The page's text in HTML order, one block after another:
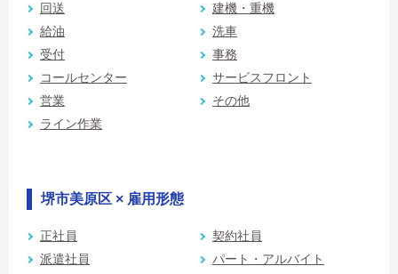
回送
建機・重機
給油
洗車
受付
事務
コールセンター
サービスフロント
営業
その他
ライン作業
堺市美原区 × 雇用形態
正社員
契約社員
派遣社員
パート・アルバイト